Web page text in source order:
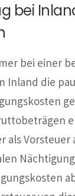
bei
bei einer
Inland die
als Vorsteuer